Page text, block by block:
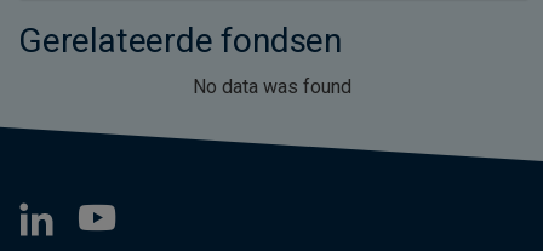
Gerelateerde fondsen
No data was found